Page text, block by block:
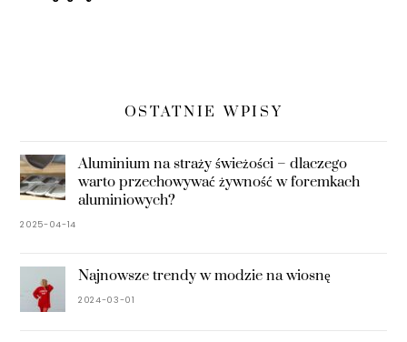
OSTATNIE WPISY
Aluminium na straży świeżości – dlaczego
warto przechowywać żywność w foremkach
aluminiowych?
2025-04-14
Najnowsze trendy w modzie na wiosnę
2024-03-01